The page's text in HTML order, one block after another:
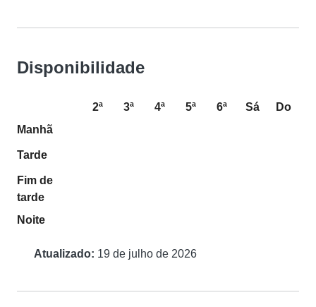
Disponibilidade
2ª 3ª 4ª 5ª 6ª Sá
Do
Manhã
Tarde
Fim de
tarde
Noite
Atualizado: 19 de julho de 2026